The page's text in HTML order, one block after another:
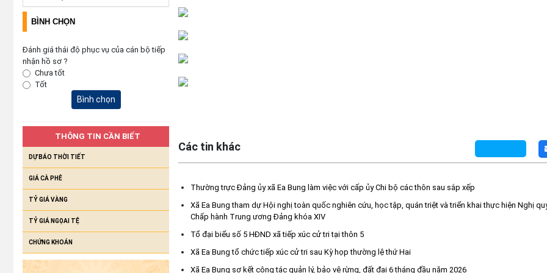
BÌNH CHỌN
Đánh giá thái độ phục vụ của cán bộ tiếp
nhận hồ sơ ?
Chưa tốt
Tốt
Bình chọn
THÔNG TIN CẦN BIẾT
DỰ BÁO THỜI TIẾT
GIÁ CÀ PHÊ
TỶ GIÁ VÀNG
TỶ GIÁ NGỌAI TỆ
CHỨNG KHOÁN
Các tin khác
Thường trực Đảng ủy xã Ea Bung làm việc với cấp ủy Chi bộ các thôn sau sắp xếp
Xã Ea Bung tham dự Hội nghị toàn quốc nghiên cứu, học tập, quán triệt và triển khai thực hiện Nghị
Chấp hành Trung ương Đảng khóa XIV
Tổ đại biểu số 5 HĐND xã tiếp xúc cử tri tại thôn 5
Xã Ea Bung tổ chức tiếp xúc cử tri sau Kỳ họp thường lệ thứ Hai
Xã Ea Bung sơ kết công tác quản lý, bảo vệ rừng, đất đai 6 tháng đầu năm 2026